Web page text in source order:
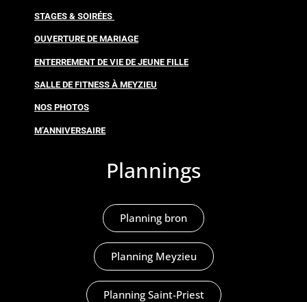
STAGES & SOIRÉES
OUVERTURE DE MARIAGE
ENTERREMENT DE VIE DE JEUNE FILLE
SALLE DE FITNESS À MEYZIEU
NOS PHOTOS
M’ANNIVERSAIRE
Plannings
Planning bron
Planning Meyzieu
Planning Saint-Priest